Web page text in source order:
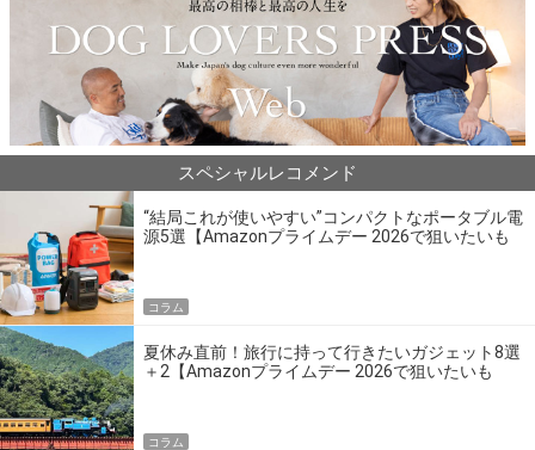
スペシャルレコメンド
“結局これが使いやすい”コンパクトなポータブル電
源5選【Amazonプライムデー 2026で狙いたいも
コラム
夏休み直前！旅行に持って行きたいガジェット8選
＋2【Amazonプライムデー 2026で狙いたいも
コラム